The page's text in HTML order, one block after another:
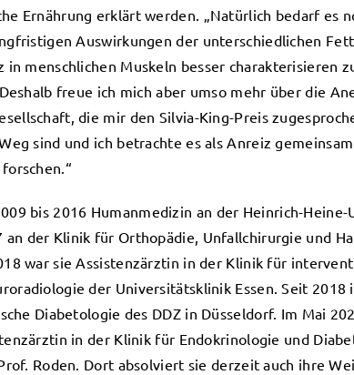
Ernährung erklärt werden. „Natürlich bedarf es
Auswirkungen der unterschiedlichen
menschlichen Muskeln besser charakterisieren
freue ich mich aber umso mehr über die
die mir den Silvia-King-Preis
sind und ich betrachte es als Anreiz
bis 2016 Humanmedizin an der Heinrich-
der Klinik für Orthopädie, Unfallchirurgie und
war sie Assistenzärztin in der Klinik für
der Universitätsklinik Essen. Seit 2018
Diabetologie des DDZ in Düsseldorf. Im Mai
in der Klinik für Endokrinologie und
Roden. Dort absolviert sie derzeit auch ihre